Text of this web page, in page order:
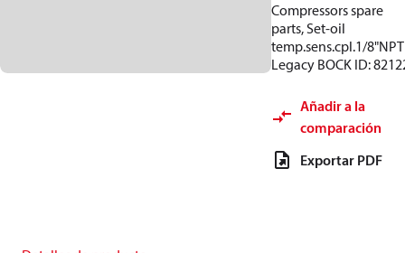
Compressors spare
parts, Set-oil
temp.sens.cpl.1/
Legacy BOCK ID:
Añadir a la
comparación
Exportar PDF